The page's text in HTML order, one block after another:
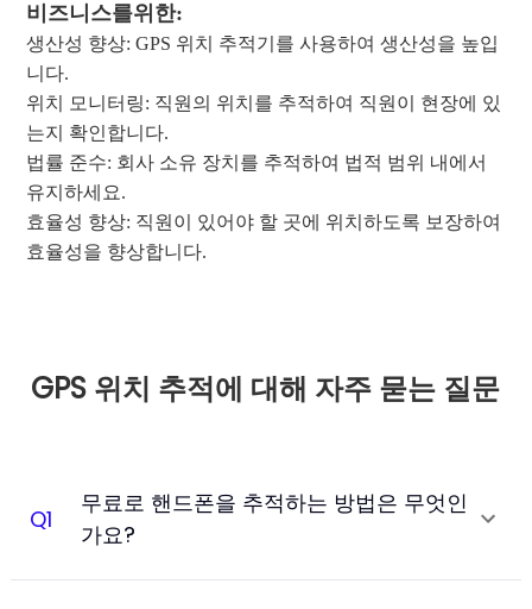
비즈니스를위한:
생산성 향상: GPS 위치 추적기를 사용하여 생산성을 높입
니다.
위치 모니터링: 직원의 위치를 ​​추적하여 직원이 현장에 있
는지 확인합니다.
법률 준수: 회사 소유 장치를 추적하여 법적 범위 내에서
유지하세요.
효율성 향상: 직원이 있어야 할 곳에 위치하도록 보장하여
효율성을 향상합니다.
GPS 위치 추적에 대해 자주 묻는 질문
Q1
무료로 핸드폰을 추적하는 방법은 무엇인
가요?